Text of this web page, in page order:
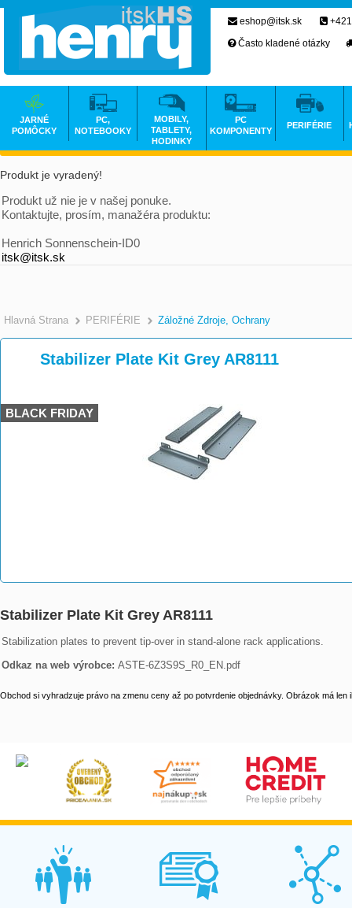
Produkt je vyradený!
Produkt už nie je v našej ponuke.
Kontaktujte, prosím, manažéra produktu:
Henrich Sonnenschein-ID0
itsk@itsk.sk
Hlavná Strana >
PERIFÉRIE >
Záložné Zdroje, Ochrany
Stabilizer Plate Kit Grey AR8111
BLACK FRIDAY
Stabilizer Plate Kit Grey AR8111
Stabilization plates to prevent tip-over in stand-alone rack applications.
Odkaz na web výrobce: ASTE-6Z3S9S_R0_EN.pdf
Obchod si vyhradzuje právo na zmenu ceny až po potvrdenie objednávky. Obrázok má len
eshop@itsk.sk
Často kladené otázky
JARNÉ
POMÔCKY
PC,
NOTEBOOKY
MOBILY,
TABLETY,
HODINKY
PC
KOMPONENTY
PERIFÉRIE